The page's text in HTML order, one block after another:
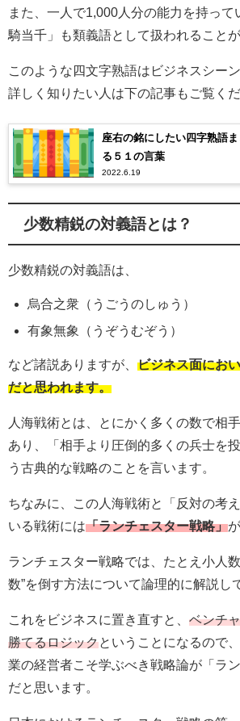
また、一人で1,000人分の能力を持って
騎当千」も類義語として扱われることが
このような四文字熟語はビジネスシー
詳しく知りたい人は下の記事もご覧くだ
座右の銘にしたい四字熟語
る５１の言葉
2022.6.19
少数精鋭の対義語とは？
少数精鋭の対義語は、
烏合之衆（うごうのしゅう）
有象無象（うぞうむぞう）
など諸説ありますが、 ビジネス面にお
だと思われます。
人海戦術とは、とにかく多くの数で相
あり、「相手より圧倒的多くの兵士を
う古典的な戦略のことを言います。
ちなみに、この人海戦術と「反対の考
いる戦術には「ランチェスター戦略」
ランチェスター戦略では、たとえ小人
数”を倒す方法について論理的に解説し
これをビジネスに置き直すと、 ベンチ
勝てるロジックということになるので
業の経営者こそ学ぶべき戦略論が「ラ
だと思います。